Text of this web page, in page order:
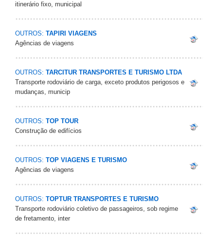
itinerário fixo, municipal
OUTROS: TAPIRI VIAGENS
Agências de viagens
OUTROS: TARCITUR TRANSPORTES E TURISMO LTDA
Transporte rodoviário de carga, exceto produtos perigosos e
mudanças, municip
OUTROS: TOP TOUR
Construção de edifícios
OUTROS: TOP VIAGENS E TURISMO
Agências de viagens
OUTROS: TOPTUR TRANSPORTES E TURISMO
Transporte rodoviário coletivo de passageiros, sob regime
de fretamento, inter